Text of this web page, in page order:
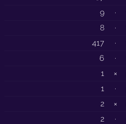
9
·
8
·
417
·
6 ·
1 ×
1
·
2
×
2
·